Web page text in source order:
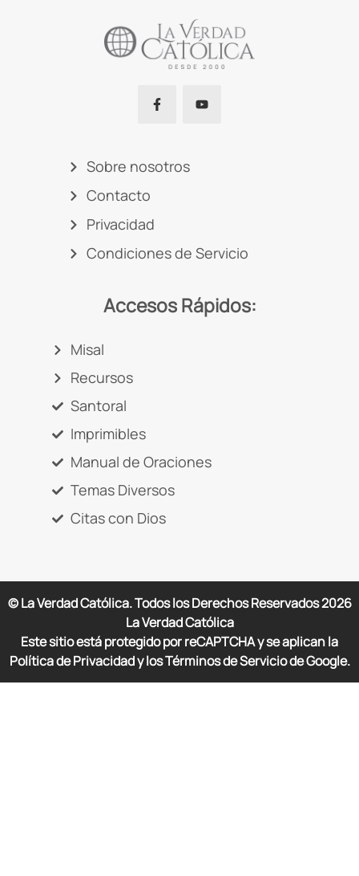
Sobre nosotros
Contacto
Privacidad
Condiciones de Servicio
Accesos Rápidos:
Misal
Recursos
Santoral
Imprimibles
Manual de Oraciones
Temas Diversos
Citas con Dios
© La Verdad Católica. Todos los Derechos Reservados2026
La Verdad Católica
Este sitio está protegido por reCAPTCHA y se aplican la
Política de Privacidad y los Términos de Servicio de Google.